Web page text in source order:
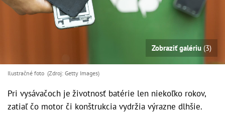
Zobraziť galériu (3)
Ilustračné foto (Zdroj: Getty Images)
Pri vysávačoch je životnosť batérie len niekoľko rokov,
zatiaľ čo motor či konštrukcia vydržia výrazne dlhšie.